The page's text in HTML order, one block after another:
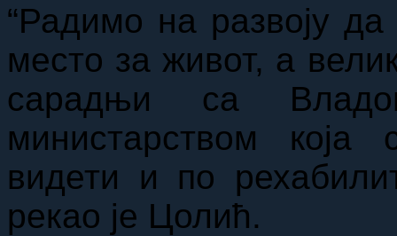
“Радимо на развоју
место за живот, а
сарадњи са
министарством
видети и по
рекао је Цолић.